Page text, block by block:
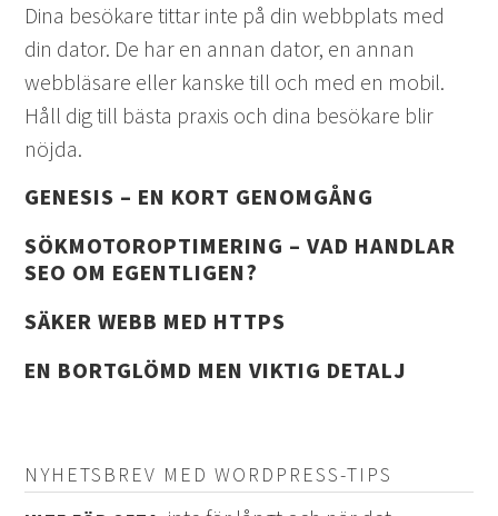
Dina besökare tittar inte på din webbplats med
din dator. De har en annan dator, en annan
webbläsare eller kanske till och med en mobil.
Håll dig till bästa praxis och dina besökare blir
nöjda.
GENESIS – EN KORT GENOMGÅNG
SÖKMOTOROPTIMERING – VAD HANDLAR
SEO OM EGENTLIGEN?
SÄKER WEBB MED HTTPS
EN BORTGLÖMD MEN VIKTIG DETALJ
NYHETSBREV MED WORDPRESS-TIPS